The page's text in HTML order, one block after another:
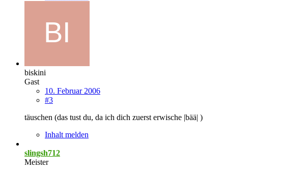
biskini
Gast
10. Februar 2006
#3
täuschen (das tust du, da ich dich zuerst erwische |bää| )
Inhalt melden
slingsh712
Meister